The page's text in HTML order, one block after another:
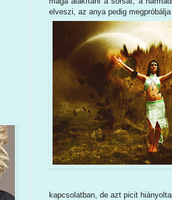
elveszi, az anya pedig
kapcsolatban, de azt picit